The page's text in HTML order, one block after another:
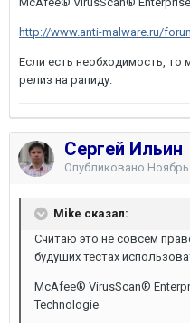
http://www.anti-malware.ru/
Eсли есть необходимость,
релиз на рапиду.
Сергей Ильин
Опубликовано Ноябрь
Mike сказал:
Считаю это не совсем
будуших тестах
McAfee® VirusScan®
Technologie